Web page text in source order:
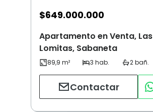
$649.000.000
Apartamento en Venta, Las
Lomitas, Sabaneta
Contactar